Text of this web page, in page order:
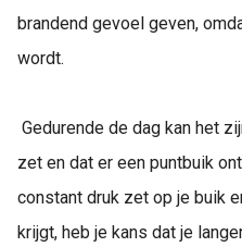
brandend gevoel geven,
wordt.
Gedurende de dag kan het
zet en dat er een puntbuik
constant druk zet op je buik
krijgt, heb je kans dat je